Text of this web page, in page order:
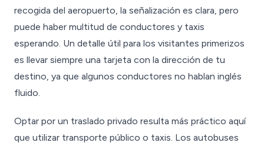
recogida del aeropuerto, la señalización es clara, pero
puede haber multitud de conductores y taxis
esperando. Un detalle útil para los visitantes primerizos
es llevar siempre una tarjeta con la dirección de tu
destino, ya que algunos conductores no hablan inglés
fluido.
Optar por un traslado privado resulta más práctico aquí
que utilizar transporte público o taxis. Los autobuses